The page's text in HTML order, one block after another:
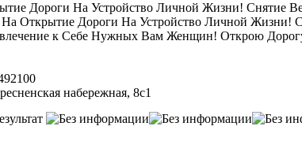
Дороги На Устройство Личной Жизни! Снятие
Открытие Дороги На Устройство Личной
к Себе Нужных Вам Женщин! Открою
набережная, 8с1